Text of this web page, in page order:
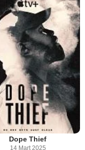
Dope Thief
14 Mart 2025